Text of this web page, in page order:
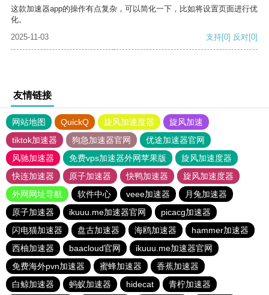
这款加速器app的操作有点复杂，可以简化一下，比如将设置页面进行优
化。
2025-11-03
支持[0] 反对[0]
友情链接
网站地图 QuickQ 旋风加速度器
旋风加速
tiktok加速器
狗急加速器官网
优途加速器官网
风驰加速器
免费vps加速器外网苹果版
旋风加速度器
快连加速器
原子加速器 快鸭加速器
旋风加速度器
外网网址导航
软件中心 veee加速器
月兔加速器
原子加速器
ikuuu.me加速器官网
picacg加速器
闪电猫加速器
盘古加速器 海鸥加速器
hammer加速器
西柚加速器
baacloud官网
ikuuu.me加速器官网
免费海外pvn加速器
蜜蜂加速器
香蕉加速器
白鲸加速器
蚂蚁加速器 hidecat 青柠加速器